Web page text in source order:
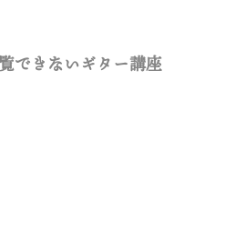
できないギター講座